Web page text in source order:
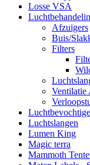
Losse VSA
Afzuigers
Buis/
Filters
Ventilatie
Luchtslangen
Lumen King
Magic terra
Mammoth